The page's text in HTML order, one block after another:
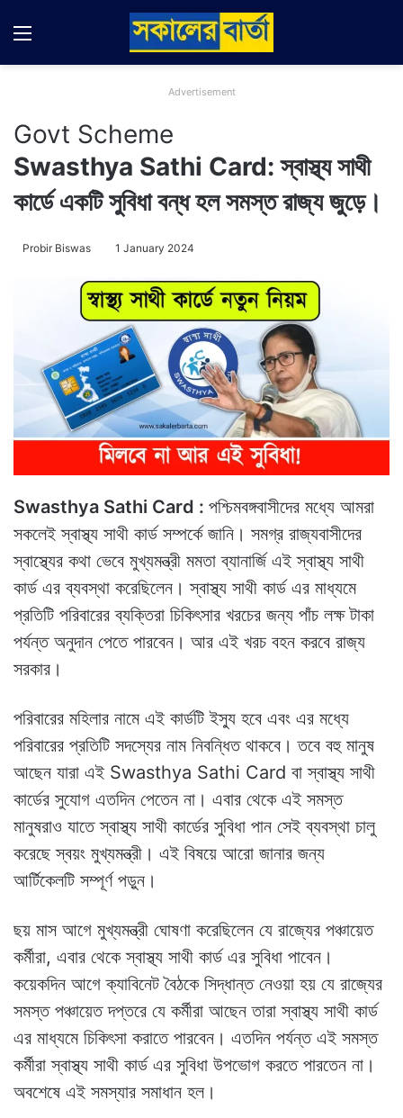
Menu
Advertisement
Govt Scheme
Swasthya Sathi Card: স্বাস্থ্য সাথী
কার্ডে একটি সুবিধা বন্ধ হল সমস্ত রাজ্য জুড়ে।
Probir Biswas 1 January 2024
Swasthya Sathi Card : পশ্চিমবঙ্গবাসীদের মধ্যে আমরা
সকলেই স্বাস্থ্য সাথী কার্ড সম্পর্কে জানি। সমগ্র রাজ্যবাসীদের
স্বাস্থ্যের কথা ভেবে মুখ্যমন্ত্রী মমতা ব্যানার্জি এই স্বাস্থ্য সাথী
কার্ড এর ব্যবস্থা করেছিলেন। স্বাস্থ্য সাথী কার্ড এর মাধ্যমে
প্রতিটি পরিবারের ব্যক্তিরা চিকিৎসার খরচের জন্য পাঁচ লক্ষ টাকা
পর্যন্ত অনুদান পেতে পারবেন। আর এই খরচ বহন করবে রাজ্য
সরকার।
পরিবারের মহিলার নামে এই কার্ডটি ইস্যু হবে এবং এর মধ্যে
পরিবারের প্রতিটি সদস্যের নাম নিবন্ধিত থাকবে। তবে বহু মানুষ
আছেন যারা এই Swasthya Sathi Card বা স্বাস্থ্য সাথী
কার্ডের সুযোগ এতদিন পেতেন না। এবার থেকে এই সমস্ত
মানুষরাও যাতে স্বাস্থ্য সাথী কার্ডের সুবিধা পান সেই ব্যবস্থা চালু
করেছে স্বয়ং মুখ্যমন্ত্রী। এই বিষয়ে আরো জানার জন্য
আর্টিকেলটি সম্পূর্ণ পড়ুন।
ছয় মাস আগে মুখ্যমন্ত্রী ঘোষণা করেছিলেন যে রাজ্যের পঞ্চায়েত
কর্মীরা, এবার থেকে স্বাস্থ্য সাথী কার্ড এর সুবিধা পাবেন।
কয়েকদিন আগে ক্যাবিনেট বৈঠকে সিদ্ধান্ত নেওয়া হয় যে রাজ্যের
সমস্ত পঞ্চায়েত দপ্তরে যে কর্মীরা আছেন তারা স্বাস্থ্য সাথী কার্ড
এর মাধ্যমে চিকিৎসা করাতে পারবেন। এতদিন পর্যন্ত এই সমস্ত
কর্মীরা স্বাস্থ্য সাথী কার্ড এর সুবিধা উপভোগ করতে পারতেন না।
অবশেষে এই সমস্যার সমাধান হল।